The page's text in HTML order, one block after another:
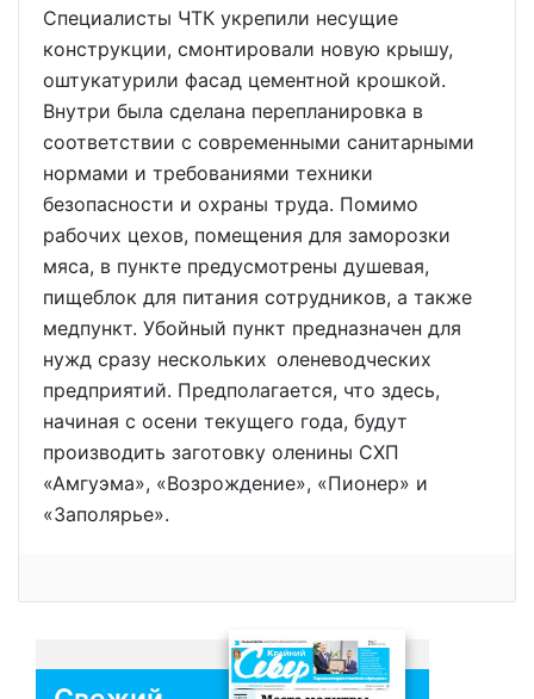
Специалисты ЧТК укрепили несущие
конструкции, смонтировали новую крышу,
оштукатурили фасад цементной крошкой.
Внутри была сделана перепланировка в
соответствии с современными санитарными
нормами и требованиями техники
безопасности и охраны труда. Помимо
рабочих цехов, помещения для заморозки
мяса, в пункте предусмотрены душевая,
пищеблок для питания сотрудников, а также
медпункт. Убойный пункт предназначен для
нужд сразу нескольких оленеводческих
предприятий. Предполагается, что здесь,
начиная с осени текущего года, будут
производить заготовку оленины СХП
«Амгуэма», «Возрождение», «Пионер» и
«Заполярье».